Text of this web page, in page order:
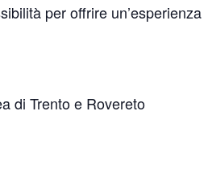
per offrire un’esperienza
di Trento e Rovereto